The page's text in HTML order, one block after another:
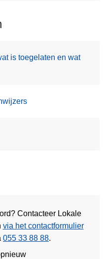
is toegelaten en wat
Contacteer Lokale
via het contactformulier
055 33 88 88.